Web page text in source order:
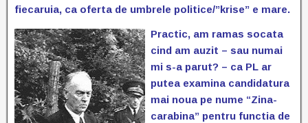
fiecaruia, ca oferta de umbrele politice/”krise” e mare.
Practic, am ramas socata
cind am auzit – sau numai
mi s-a parut? – ca PL ar
putea examina candidatura
mai noua pe nume “Zina-
carabina” pentru functia de